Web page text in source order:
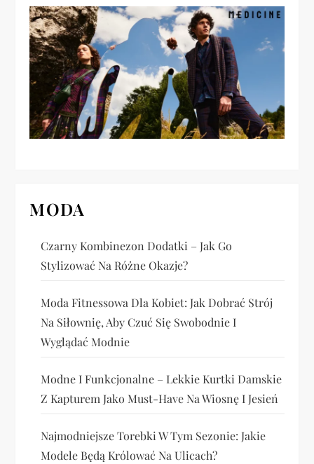
j
a
w
p
i
u
MODA
Czarny Kombinezon Dodatki – Jak Go
Stylizować Na Różne Okazje?
Moda Fitnessowa Dla Kobiet: Jak Dobrać Strój
Na Siłownię, Aby Czuć Się Swobodnie I
Wyglądać Modnie
Modne I Funkcjonalne – Lekkie Kurtki Damskie
Z Kapturem Jako Must-Have Na Wiosnę I Jesień
Najmodniejsze Torebki W Tym Sezonie: Jakie
Modele Będą Królować Na Ulicach?